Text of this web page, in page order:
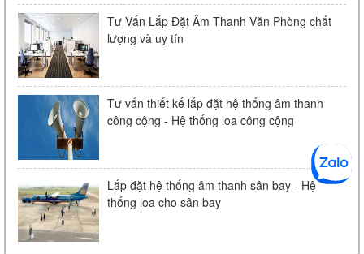
Loa âm trần KAC - 104 | Chính Hãng
Liên hệ
Tư Vấn Lắp Đặt Âm Thanh Văn Phòng chất
lượng và uy tín
Tư vấn thiết kế lắp đặt hệ thống âm thanh
công cộng - Hệ thống loa công cộng
Lắp đặt hệ thống âm thanh sân bay - Hệ
thống loa cho sân bay